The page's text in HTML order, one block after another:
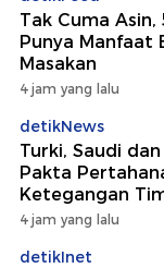
Tak Cuma Asin,
Punya Manfaat
Masakan
4 jam yang lalu
detikNews
Turki, Saudi
Pakta
Ketegangan
4 jam yang lalu
detikInet